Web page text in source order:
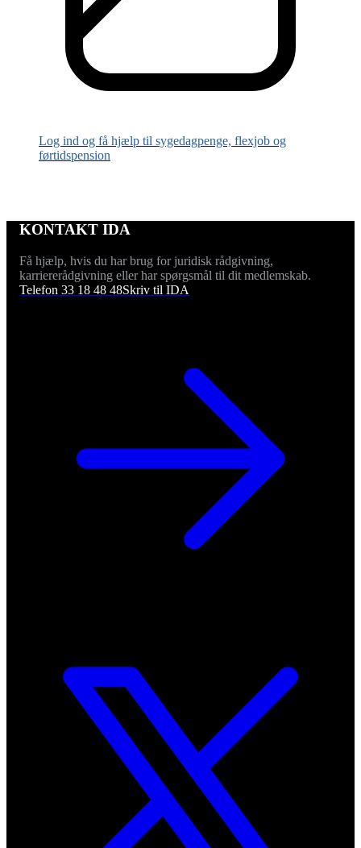
Log ind og få hjælp til sygedagpenge, flexjob og
førtidspension
KONTAKT IDA
Få hjælp, hvis du har brug for juridisk rådgivning,
karriererådgivning eller har spørgsmål til dit medlemskab.
Telefon 33 18 48 48Skriv til IDA